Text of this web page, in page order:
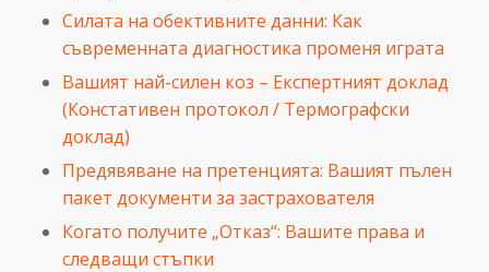
Силата на обективните данни: Как
съвременната диагностика променя играта
Вашият най-силен коз – Експертният доклад
(Констативен протокол / Термографски
доклад)
Предявяване на претенцията: Вашият пълен
пакет документи за застрахователя
Когато получите „Отказ“: Вашите права и
следващи стъпки